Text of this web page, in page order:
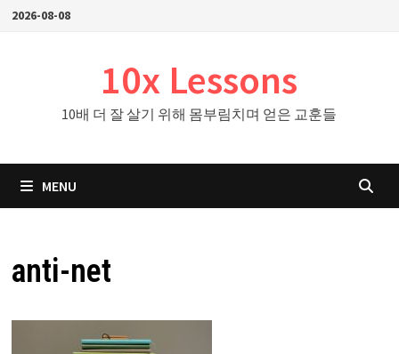
Skip2026-08-08
10x Lessons
10배 더 잘 살기 위해 몸부림치며 얻은 교훈들
MENU
anti-net